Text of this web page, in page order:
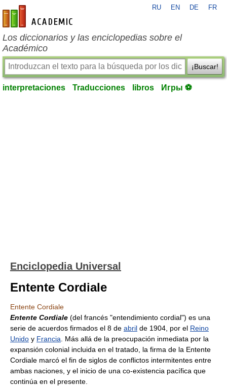
es-academic.com
RU EN DE FR
Los diccionarios y las enciclopedias sobre el
Académico
¡Buscar!
interpretaciones Traducciones libros Игры ⚽
Enciclopedia Universal
Entente Cordiale
Entente Cordiale
Entente Cordiale (del francés "entendimiento cordial") es una
serie de acuerdos firmados el 8 de abril de 1904, por el Reino
Unido y Francia . Más allá de la preocupación inmediata por la
expansión colonial incluida en el tratado, la firma de la Entente
Cordiale marcó el fin de siglos de conflictos intermitentes entre
ambas naciones, y el inicio de una co-existencia pacífica que
continúa en el presente.